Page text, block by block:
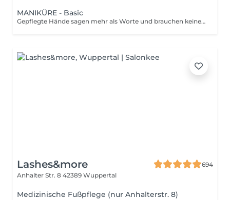
MANIKÜRE - Basic
Gepflegte Hände sagen mehr als Worte und brauchen keine Effekte. Unsere klassische Maniküre bringt deine Nägel sanft in Form, pflegt die Haut und stärkt den natürlichen Glanz. Mit aufbauendem Lack, Nagelöl und achtsamer Handarbeit entsteht ein Ergebnis, das sich sehen lassen kann dezent, stilvoll und gesund. Ideal für alle, die keine Show wollen, sondern einfach schöne Nägel, die zu ihnen passen. Auch perfekt als Vorbereitung auf besondere Anlässe oder als kleiner Moment der Selbstfürsorge im Alltag.
Lashes&more
694
Anhalter Str. 8 42389 Wuppertal
Medizinische Fußpflege (nur Anhalterstr. 8)